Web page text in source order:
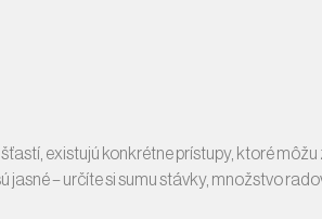
existujú konkrétne prístupy, ktoré môžu
jasné – určíte si sumu stávky, množstvo